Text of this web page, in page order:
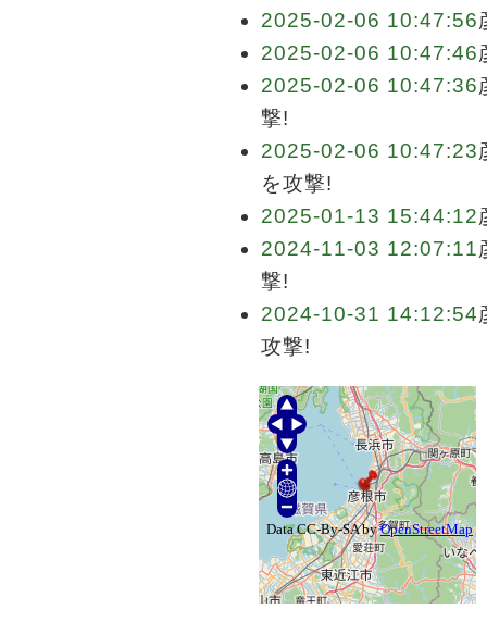
2025-02-06 10:47:56
2025-02-06 10:47:46
2025-02-06 10:47:36
撃!
2025-02-06 10:47:23
を攻撃!
2025-01-13 15:44:12
2024-11-03 12:07:11
撃!
2024-10-31 14:12:54
攻撃!